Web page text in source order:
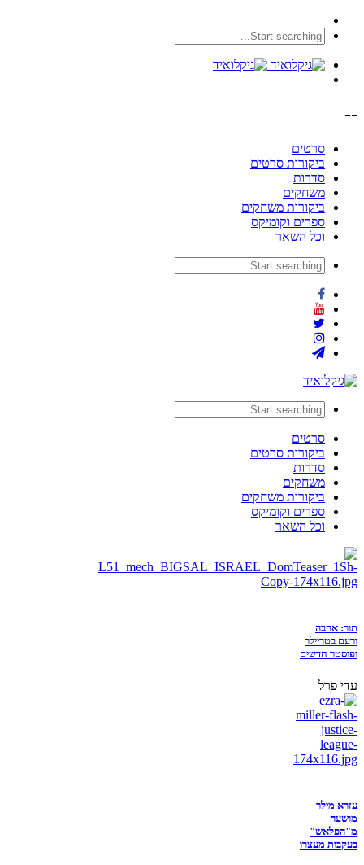
--
סרטים
ביקורות סרטים
סדרות
משחקים
ביקורות משחקים
ספרים וקומיקס
וכל השאר
סרטים
ביקורות סרטים
סדרות
משחקים
ביקורות משחקים
ספרים וקומיקס
וכל השאר
תור: אהבה
ורעם בטריילר
ופוסטר חדשים
עדי פרל
עזרא מילר
מושעה
מ"הפלאש"
בעקבות מעצרו